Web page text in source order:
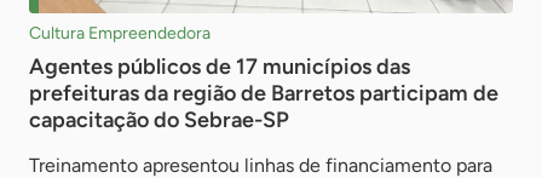
Cultura Empreendedora
Agentes públicos de 17 municípios das
prefeituras da região de Barretos participam de
capacitação do Sebrae-SP
Treinamento apresentou linhas de financiamento para